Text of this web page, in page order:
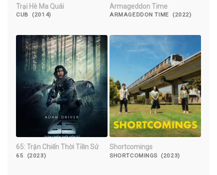
Trại Hè Ma Quái
CUB (2014)
Armageddon Time
ARMAGEDDON TIME (2022)
65: Trận Chiến Thời Tiền Sử
65 (2023)
Shortcomings
SHORTCOMINGS (2023)